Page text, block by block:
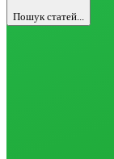
Пошук статей...